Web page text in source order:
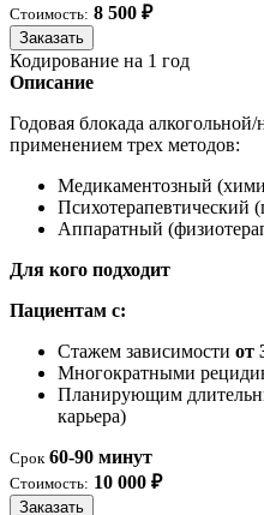
Стоимость: 8 500 ₽
Заказать
Кодирование на 1 год
Описание
Годовая блокада
применением трех методов:
Медикаментозный
Психотерапевтический
Аппаратный
Для кого подходит
Пациентам с:
Стажем зависимости от
Многократными
Планирующим
карьера)
Срок 60-90 минут
Стоимость: 10 000 ₽
Заказать